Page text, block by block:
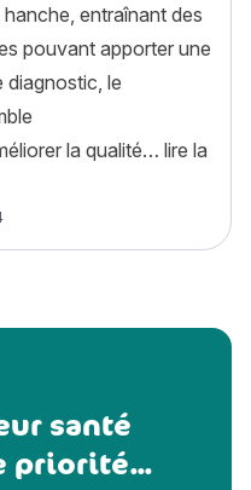
hanche, entraînant des
pouvant apporter une
diagnostic, le
la qualité… lire la
santé
priorité...